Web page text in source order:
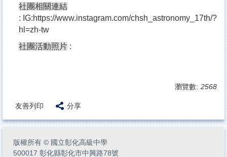
社團相關連結
: IG:https://www.instagram.com/chsh_astronomy_17th/?
hl=zh-tw
社團活動照片 :
瀏覽數: 2568
友善列印 分享
版權所有 © 國立彰化高級中學
500017 彰化縣彰化市中興路78號